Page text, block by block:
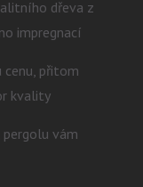
dřeva z
impregnací
přitom
kvality
vám